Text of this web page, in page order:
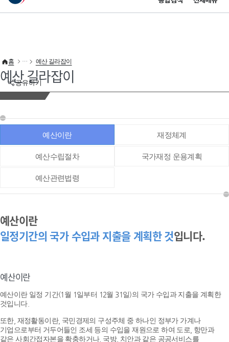
이 누리집은 대한민국 공식 전자정부 누리집입니다.
공유하기
홈 예산 길라잡이
예산 길라잡이
예산이란 재정체계
예산수립절차 국가재정 운용계획
예산관련법령
예산이란
일정기간의 국가 수입과 지출을 계획한 것입니다.
예산이란
예산이란 일정 기간(1월 1일부터 12월 31일)의 국가 수입과 지출을 계획한
것입니다.
또한, 재정활동이란, 국민경제의 구성주체 중 하나인 정부가 가계나
기업으로부터 거두어들인 조세 등의 수입을 재원으로 하여 도로, 항만과
같은 사회간접자본을 확충하거나, 국방, 치안과 같은 공공서비스를